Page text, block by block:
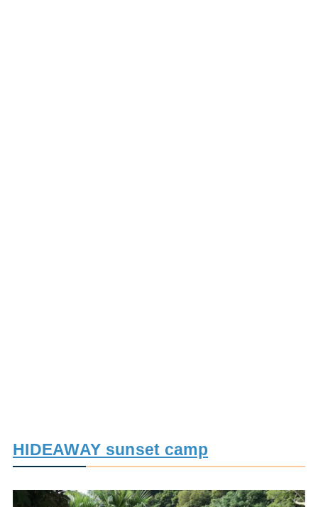
HIDEAWAY sunset camp